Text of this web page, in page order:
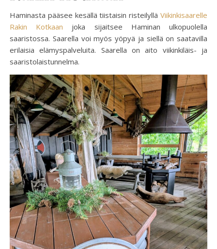
Haminasta pääsee kesällä tiistaisin risteilyllä Viikinkisaarelle
Rakin Kotkaan joka sijaitsee Haminan ulkopuolella
saaristossa. Saarella voi myös yöpyä ja siellä on saatavilla
erilaisia elämyspalveluita. Saarella on aito viikinkiläis- ja
saaristolaistunnelma.